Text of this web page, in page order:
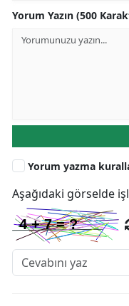
Yorum Yazın (500
Yorum yazma
Aşağıdaki görselde